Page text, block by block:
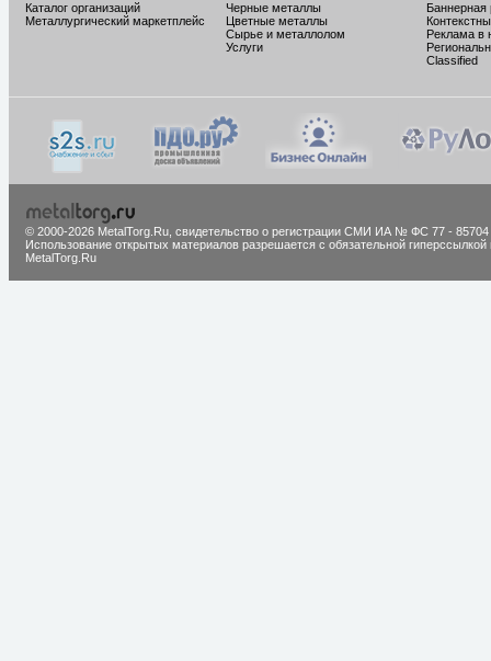
Каталог организаций
Металлургический маркетплейс
Черные металлы
Цветные металлы
Сырье и металлолом
Услуги
Баннерная
Реклама в
Classified
© 2000-2026 MetalTorg.Ru, cвидетельство о регистрации СМИ ИА № ФС 77 - 85704
Использование открытых материалов разрешается с обязательной гиперссылкой
MetalTorg.Ru